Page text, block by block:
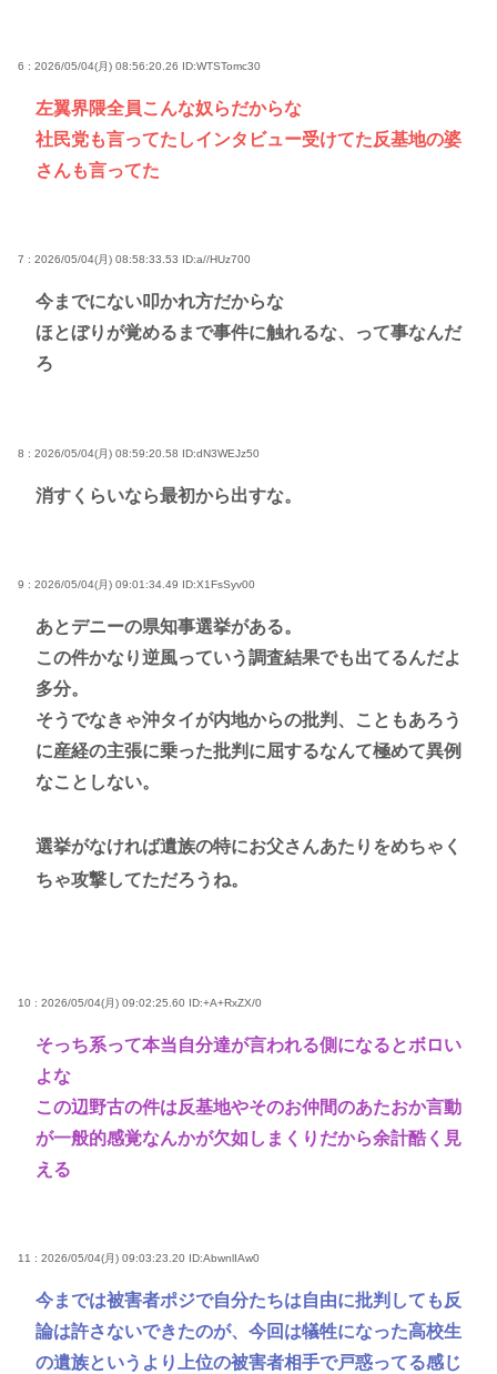
6 : 2026/05/04(月) 08:56:20.26 ID:WTSTomc30
左翼界隈全員こんな奴らだからな
社民党も言ってたしインタビュー受けてた反基地の婆
さんも言ってた
7 : 2026/05/04(月) 08:58:33.53 ID:a//HUz700
今までにない叩かれ方だからな
ほとぼりが覚めるまで事件に触れるな、って事なんだ
ろ
8 : 2026/05/04(月) 08:59:20.58 ID:dN3WEJz50
消すくらいなら最初から出すな。
9 : 2026/05/04(月) 09:01:34.49 ID:X1FsSyv00
あとデニーの県知事選挙がある。
この件かなり逆風っていう調査結果でも出てるんだよ
多分。
そうでなきゃ沖タイが内地からの批判、こともあろう
に産経の主張に乗った批判に屈するなんて極めて異例
なことしない。
選挙がなければ遺族の特にお父さんあたりをめちゃく
ちゃ攻撃してただろうね。
10 : 2026/05/04(月) 09:02:25.60 ID:+A+RxZX/0
そっち系って本当自分達が言われる側になるとボロい
よな
この辺野古の件は反基地やそのお仲間のあたおか言動
が一般的感覚なんかが欠如しまくりだから余計酷く見
える
11 : 2026/05/04(月) 09:03:23.20 ID:AbwnlIAw0
今までは被害者ポジで自分たちは自由に批判しても反
論は許さないできたのが、今回は犠牲になった高校生
の遺族というより上位の被害者相手で戸惑ってる感じ